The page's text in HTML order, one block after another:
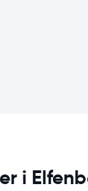
i